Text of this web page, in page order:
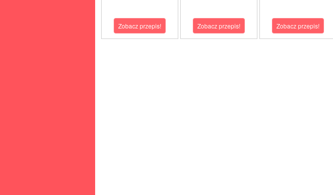
Zobacz przepis! Zobacz przepis! Zobacz przepis!